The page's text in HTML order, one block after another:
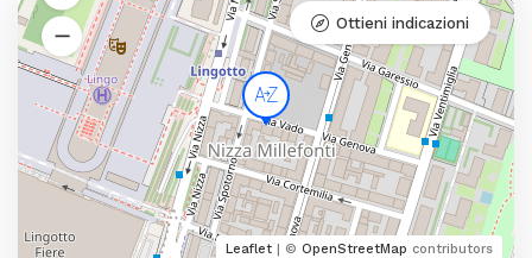
Leaflet | © OpenStreetMap contributors
Ottieni indicazioni